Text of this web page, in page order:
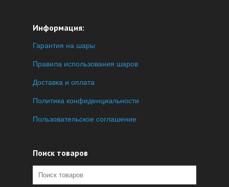
Информация:
Гарантия на шары
Правила использования шаров
Доставка и оплата
Политика конфиденциальности
Пользовательское соглашение
Поиск товаров